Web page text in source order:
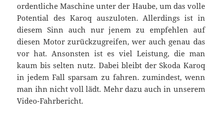
ordentliche Maschine unter der Haube, um das volle
Potential des Karoq auszuloten. Allerdings ist in
diesem Sinn auch nur jenem zu empfehlen auf
diesen Motor zurückzugreifen, wer auch genau das
vor hat. Ansonsten ist es viel Leistung, die man
kaum bis selten nutz. Dabei bleibt der Skoda Karoq
in jedem Fall sparsam zu fahren. zumindest, wenn
man ihn nicht voll lädt. Mehr dazu auch in unserem
Video-Fahrbericht.